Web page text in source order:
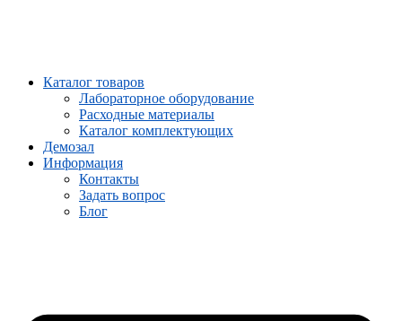
Каталог товаров
Лабораторное оборудование
Расходные материалы
Каталог комплектующих
Демозал
Информация
Контакты
Задать вопрос
Блог